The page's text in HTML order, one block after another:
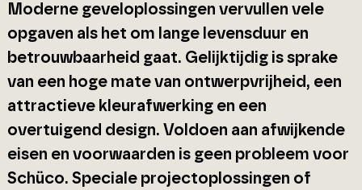
Moderne geveloplossingen vervullen vele
opgaven als het om lange levensduur en
betrouwbaarheid gaat. Gelijktijdig is sprake
van een hoge mate van ontwerpvrijheid, een
attractieve kleurafwerking en een
overtuigend design. Voldoen aan afwijkende
eisen en voorwaarden is geen probleem voor
Schüco. Speciale projectoplossingen of